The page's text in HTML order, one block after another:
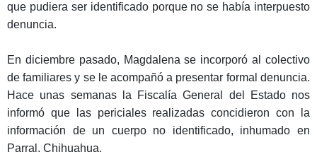
que pudiera ser identificado porqueno se había interpuesto
denuncia.
En diciembre pasado, Magdalena se incorporó alcolectivo
defamiliares y se leacompañó a presentar formal denuncia.
Hace unas semanasla Fiscalía General del Estado nos
informó que las periciales realizadas concidieron con la
información de un cuerpono identificado, inhumado en
Parral , Chihuahua.